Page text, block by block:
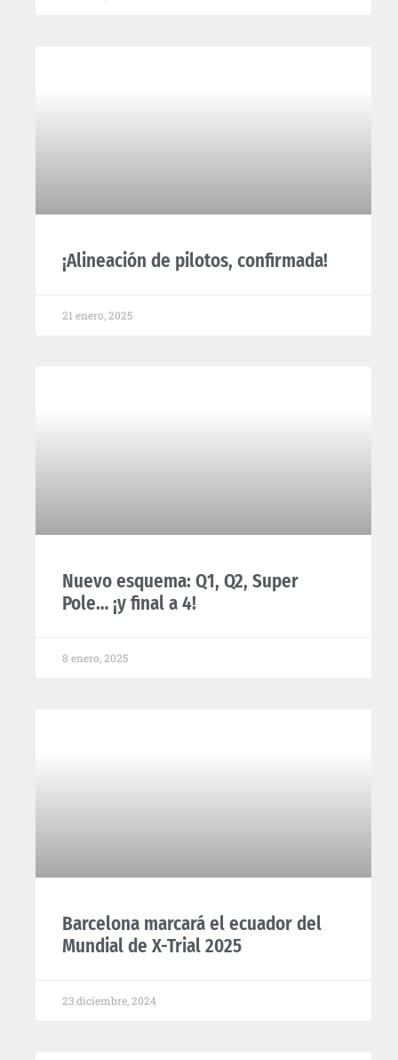
¡Alineación de pilotos, confirmada!
21 enero, 2025
Nuevo esquema: Q1, Q2, Super
Pole… ¡y final a 4!
8 enero, 2025
Barcelona marcará el ecuador del
Mundial de X-Trial 2025
23 diciembre, 2024